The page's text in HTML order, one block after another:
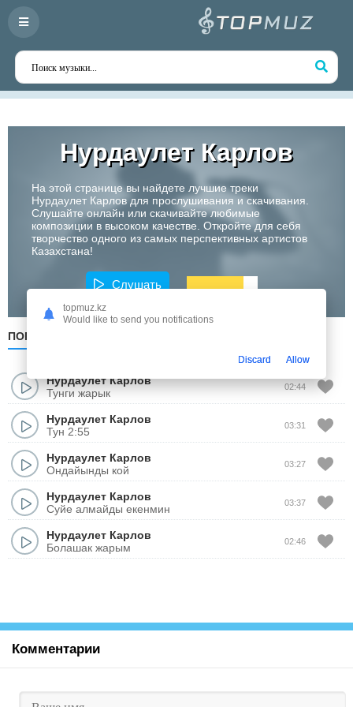
Нурдаулет Карлов
На этой странице вы найдете лучшие треки
Нурдаулет Карлов для прослушивания и скачивания.
Слушайте онлайн или скачивайте любимые
композиции в высоком качестве. Откройте для себя
творчество одного из самых перспективных артистов
Казахстана!
Слушать
ПОПУЛЯРНЫЕ
Нурдаулет Карлов
Тунги жарык
02:44
Нурдаулет Карлов
Тун 2:55
03:31
Нурдаулет Карлов
Ондайынды кой
03:27
Нурдаулет Карлов
Суйе алмайды екенмин
03:37
Нурдаулет Карлов
Болашак жарым
02:46
Комментарии
topmuz.kz
Would like to send you notifications
Discard Allow